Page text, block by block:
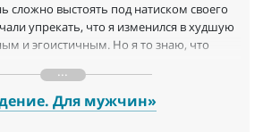
сложно выстоять под натиском своего
упрекать, что я изменился в худшую
и эгоистичным. Но я то знаю, что
коллеги и родные уже смирились с тем,
менее удобным для них.
Для мужчин»